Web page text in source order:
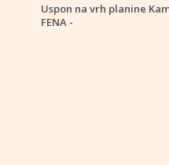
Uspon na vrh planine
FENA -